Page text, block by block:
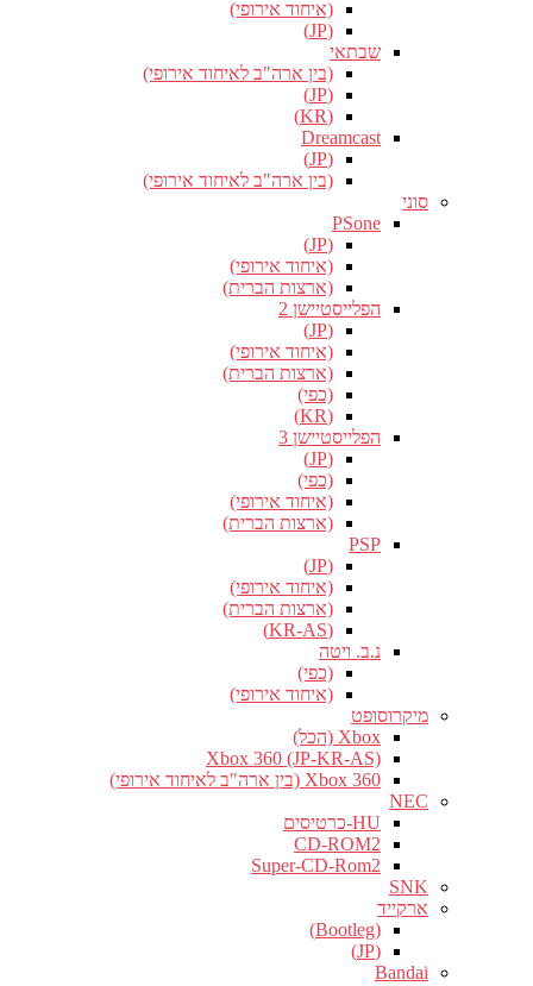
(איחוד אירופי)
(JP)
שבתאי
(בין ארה"ב לאיחוד אירופי)
(JP)
(KR)
Dreamcast
(JP)
(בין ארה"ב לאיחוד אירופי)
סוני
PSone
(JP)
(איחוד אירופי)
(ארצות הברית)
הפלייסטיישן 2
(JP)
(איחוד אירופי)
(ארצות הברית)
(כפי)
(KR)
הפלייסטיישן 3
(JP)
(כפי)
(איחוד אירופי)
(ארצות הברית)
PSP
(JP)
(איחוד אירופי)
(ארצות הברית)
(KR-AS)
נ.ב. ויטה
(כפי)
(איחוד אירופי)
מיקרוסופט
Xbox (הכל)
Xbox 360 (JP-KR-AS)
Xbox 360 (בין ארה"ב לאיחוד אירופי)
NEC
HU-כרטיסים
CD-ROM2
Super-CD-Rom2
SNK
ארקייד
(Bootleg)
(JP)
Bandai